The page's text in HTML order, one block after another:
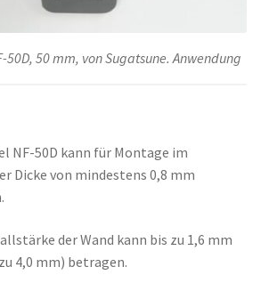
50 mm, von Sugatsune. Anwendung
NF-50D kann für Montage im
Dicke von mindestens 0,8 mm
der Wand kann bis zu 1,6 mm
4,0 mm) betragen.